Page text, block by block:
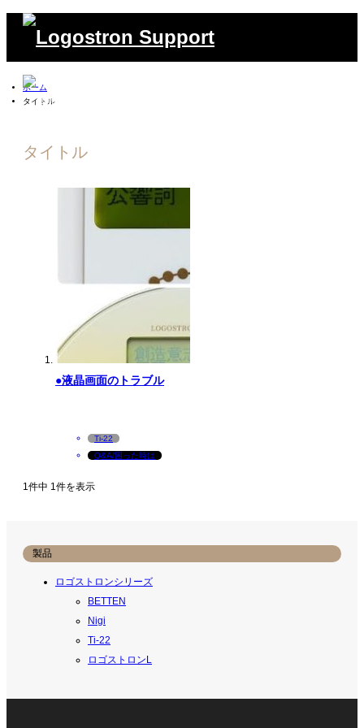
ホーム
タイトル
タイトル
●液晶画面のトラブル
Ti-22
Q&A/困った時は
1件中 1件を表示
製品
ロゴストロンシリーズ
BETTEN
Nigi
Ti-22
ロゴストロンL